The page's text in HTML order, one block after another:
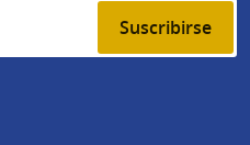
Suscribirse